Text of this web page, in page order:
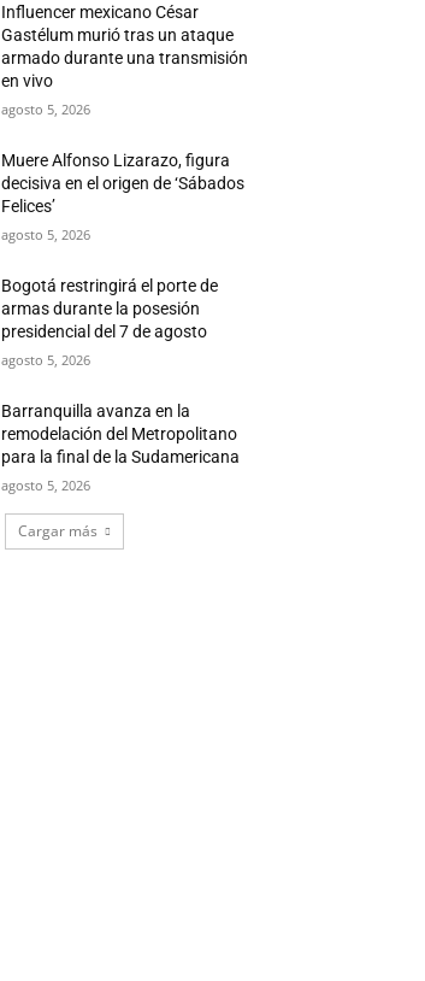
Influencer mexicano César
Gastélum murió tras un ataque
armado durante una transmisión
en vivo
agosto 5, 2026
Muere Alfonso Lizarazo, figura
decisiva en el origen de ‘Sábados
Felices’
agosto 5, 2026
Bogotá restringirá el porte de
armas durante la posesión
presidencial del 7 de agosto
agosto 5, 2026
Barranquilla avanza en la
remodelación del Metropolitano
para la final de la Sudamericana
agosto 5, 2026
Cargar más